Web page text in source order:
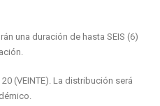
una duración de hasta SEIS (6)
(VEINTE). La distribución será